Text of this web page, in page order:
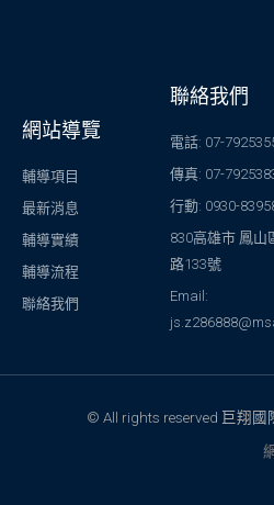
網站導覽
輔導項目
最新消息
輔導實績
輔導流程
聯絡我們
聯絡我們
電話: 07-
傳真: 07-
行動: 0930-
830高雄市 鳳山
路133號
Email:
© All rights reserved 巨翔國